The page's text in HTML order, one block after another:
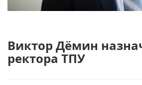
Виктор Дёмин
ректора ТПУ